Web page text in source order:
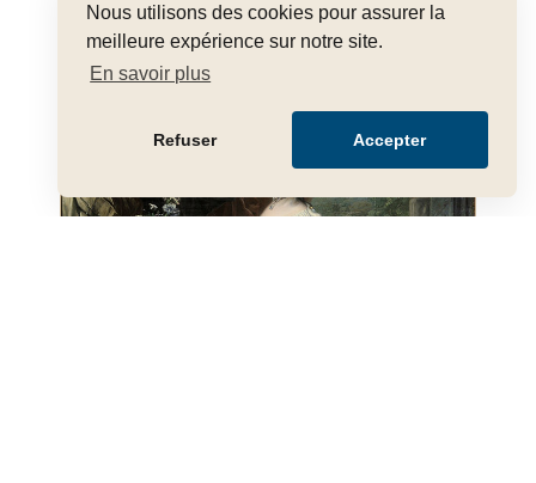
Nous utilisons des cookies pour assurer la
meilleure expérience sur notre site.
En savoir plus
Refuser Accepter